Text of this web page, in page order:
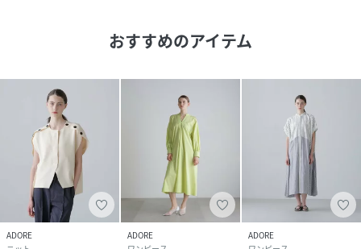
おすすめのアイテム
ADORE
ADORE
ADORE